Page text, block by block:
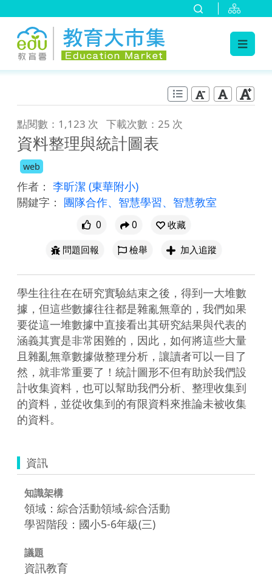
點閱數：1,123 次 下載次數：25 次
資料整理與統計圖表
web
作者： 李昕潔 (東華附小)
關鍵字： 團隊合作、智慧學習、智慧教室
0 0
收藏
問題回報
檢舉 加入追蹤
學生往往在在研究實驗結束之後，得到一大堆數
據，但這些數據往往都是雜亂無章的，我們如果
要從這一堆數據中直接看出其研究結果與代表的
涵義其實是非常困難的，因此，如何將這些大量
且雜亂無章數據做整理分析，讓讀者可以一目了
然，就非常重要了！統計圖形不但有助於我們設
計收集資料，也可以幫助我們分析、整理收集到
的資料，並從收集到的有限資料來推論未被收集
的資料。
資訊
知識架構
領域：綜合活動領域-綜合活動
學習階段：國小5-6年級(三)
議題
資訊教育